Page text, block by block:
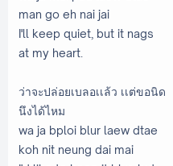
man go eh nai jai
I'll keep quiet, but it nags
at my heart.
ว่าจะปล่อยเบลอเเล้ว เเต่ขอนิด
นึงได้ไหม
wa ja bploi blur laew dtae
koh nit neung dai mai